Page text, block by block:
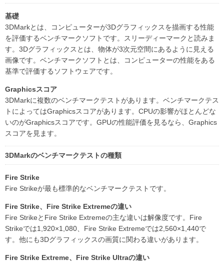
基礎
3DMarkとは、コンピューターが3Dグラフィックスを描画する性能
を評価するベンチマークソフトです。スリーディーマークと読みま
す。3Dグラフィックスとは、物体が3次元空間にあるように見える
画像です。ベンチマークソフトとは、コンピューターの性能をある
基準で評価するソフトウェアです。
Graphicsスコア
3DMarkに複数のベンチマークテストがあります。ベンチマークテス
トによってはGraphicsスコアがあります。CPUの影響がほとんどな
いのがGraphicsスコアです。GPUの性能評価を見るなら、Graphics
スコアを見ます。
3DMarkのベンチマークテストの種類
Fire Strike
Fire Strikeが最も標準的なベンチマークテストです。
Fire Strike、Fire Strike Extremeの違い
Fire StrikeとFire Strike Extremeの主な違いは解像度です。Fire
Strikeでは1,920×1,080、Fire Strike Extremeでは2,560×1,440で
す。他にも3Dグラフィックスの画質に関わる違いがあります。
Fire Strike Extreme、Fire Strike Ultraの違い